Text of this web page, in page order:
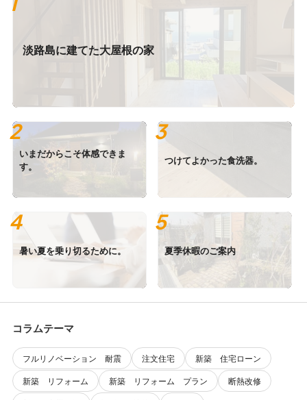
淡路島に建てた大屋根の家
いまだからこそ体感できま
す。
つけてよかった食洗器。
暑い夏を乗り切るために。 夏季休暇のご案内
コラムテーマ
フルリノベーション 耐震 注文住宅
新築 住宅ローン
新築 リフォーム
新築 リフォーム プラン
断熱改修